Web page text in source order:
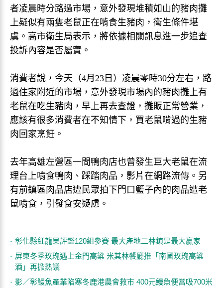
者凌晨時分路過市場，意外發現堆積如山的豬肉攤
上疑似有兩隻老鼠正在啃食生豬肉，衛生條件堪
虞。高市衛生局表示，將依據相關訊息進一步追查
投訴內容是否屬實。
消費者說，今天（4月23日）凌晨零時30分左右，路
過住家附近的市場，意外發現市場內的豬肉攤上有
老鼠在吃生豬肉，早上再去查證，攤販正常營業，
應該有很多消費者在不知情下，買老鼠啃過的生豬
肉回家烹飪。
去年高雄左營區一間鴨肉店也曾發生巨大老鼠在流
理台上啃食鴨肉、踩踏肉品，影片在網路流傳。另
有前鎮區肉品店遭民眾拍下門口籃子內的肉品遭老
鼠啃食，引發食安疑慮。
彰化縣紅龍果評鑑120組參賽 最大產地二林鎮是最大贏家
屏東冬季玫瑰遇上金門高粱 米其林餐廳推「南國玫瑰高粱
酒」再掀熱議
影／彰鰻魚產業陷寒冬鹿港農會救市 400元鰻魚便當吸700米